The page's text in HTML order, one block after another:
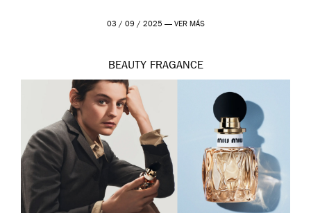
03 / 09 / 2025 — VER MÁS
BEAUTY FRAGANCE